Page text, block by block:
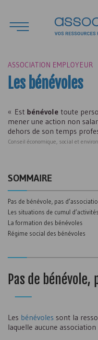
ASSOCIATION EMPLOYEUR
Les bénévoles
« Est bénévole toute
mener une action non
dehors de son temps
Conseil économique, social et
SOMMAIRE
Pas de bénévole, pas
Les situations de cumul d’activités
La formation des bénévoles
Régime social des bénévoles
Pas de bénévole,
Les bénévoles sont la
laquelle aucune